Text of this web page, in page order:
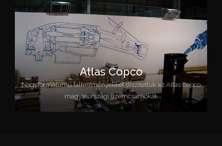
Atlas Copco
Nagyformátumú falfestményekkel díszítettük az Atlas Copco
magyarországi üzemcsarnokát.